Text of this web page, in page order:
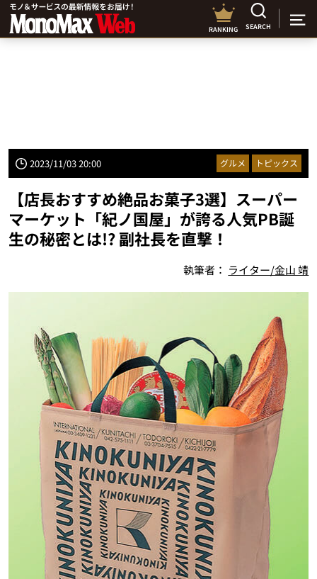
RANKING SEARCH
2023/11/03 20:00 グルメ トピックス
【店長おすすめ絶品お菓子3選】スーパー
マーケット「紀ノ国屋」が誇る人気PB誕
生の秘密とは!? 副社長を直撃！
執筆者： ライター/金山 靖